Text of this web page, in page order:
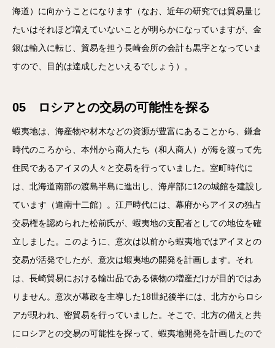
海道）に向かうことになります（なお、近年の研究では貿易量じ
たいはそれほど増えていないことが明らかになっていますが、金
銀は輸入に転じ、貿易を担う長崎会所の会計も黒字となっていま
すので、目的は達成したといえるでしょう）。
05 ロシアとの交易の可能性を探る
蝦夷地は、海産物や材木などの資源が豊富にあることから、鎌倉
時代のころから、本州から商人たち（和人商人）が海を渡って先
住民であるアイヌの人々と交易を行っていました。室町時代に
は、北海道南部の渡島半島に進出し、海岸部に12の城館を建設し
ています（道南十二館）。江戸時代には、幕府からアイヌの独占
交易権を認められた松前氏が、蝦夷地の支配者としての地位を確
立しました。このように、意次は以前から蝦夷地ではアイヌとの
交易が活発でしたが、意次は蝦夷地の開発を計画します。それ
は、長崎貿易における輸出品である俵物の増産だけが目的ではあ
りません。意次が幕政を主導した18世紀後半には、北方からロシ
アが現われ、密貿易を行っていました。そこで、北方の備えと共
にロシアとの交易の可能性を探って、蝦夷地開発を計画したので